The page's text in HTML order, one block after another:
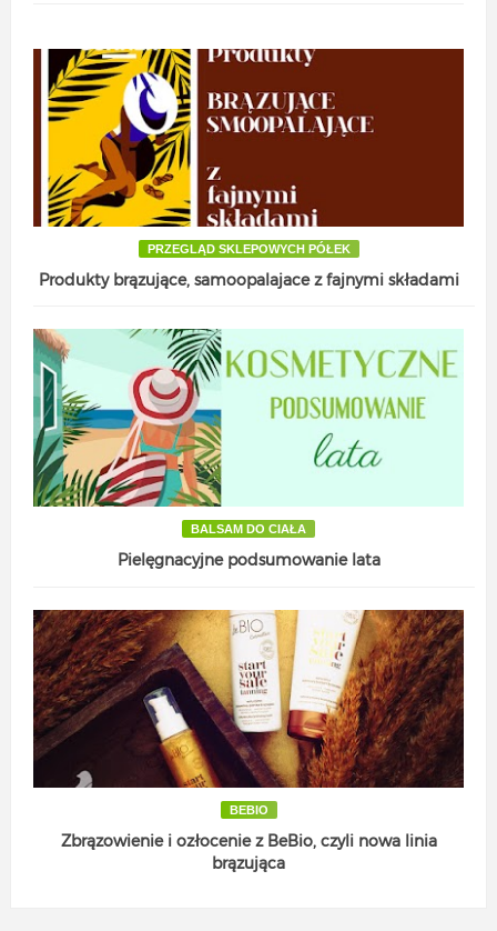
PRZEGLĄD SKLEPOWYCH PÓŁEK
Produkty brązujące, samoopalajace z fajnymi składami
BALSAM DO CIAŁA
Pielęgnacyjne podsumowanie lata
BEBIO
Zbrązowienie i ozłocenie z BeBio, czyli nowa linia
brązująca